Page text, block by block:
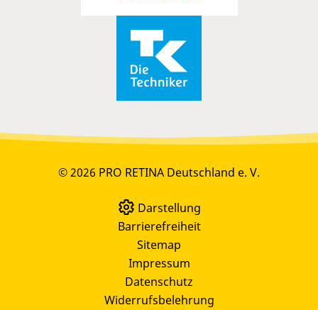
© 2026 PRO RETINA Deutschland e. V.
Darstellung
Barrierefreiheit
Sitemap
Impressum
Datenschutz
Widerrufsbelehrung